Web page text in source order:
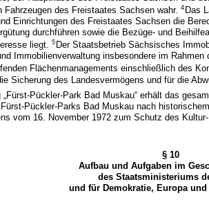
Fahrzeugen des Freistaates Sachsen wahr.4 Das
Einrichtungen des Freistaates Sachsen die
durchführen sowie die Bezüge- und
liegt.5 Der Staatsbetrieb Sächsisches
Immobilienverwaltung insbesondere im Rahmen
Flächenmanagements einschließlich des
Sicherung des Landesvermögens und für die
„Fürst-Pückler-Park Bad Muskau“ erhält das
Pückler-Parks Bad Muskau nach
vom 16. November 1972 zum Schutz des
§ 10
Aufbau und Aufgaben im
des Staatsministeriums
und für Demokratie, Europa